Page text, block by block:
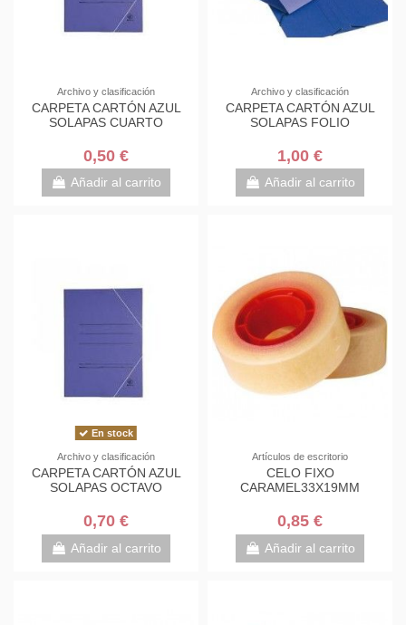
Archivo y clasificación
CARPETA CARTÓN AZUL
SOLAPAS CUARTO
0,50 €
Añadir al carrito
Archivo y clasificación
CARPETA CARTÓN AZUL
SOLAPAS FOLIO
1,00 €
Añadir al carrito
En stock
Archivo y clasificación
CARPETA CARTÓN AZUL
SOLAPAS OCTAVO
0,70 €
Añadir al carrito
Artículos de escritorio
CELO FIXO
CARAMEL33X19MM
0,85 €
Añadir al carrito